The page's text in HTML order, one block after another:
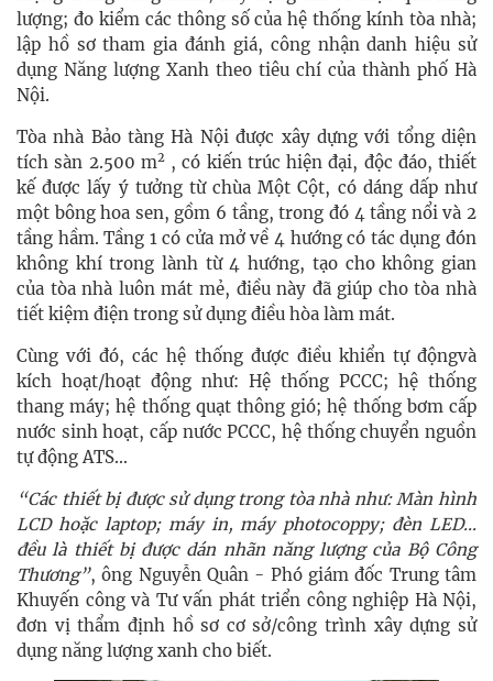
lượng; đo kiểm các thông số của hệ thống kính tòa nhà;
lập hồ sơ tham gia đánh giá, công nhận danh hiệu sử
dụng Năng lượng Xanh theo tiêu chí của thành phố Hà
Nội.
Tòa nhà Bảo tàng Hà Nội được xây dựng với tổng diện
tích sàn 2.500 m2, có kiến trúc hiện đại, độc đáo, thiết
kế được lấy ý tưởng từ chùa Một Cột, có dáng dấp như
một bông hoa sen, gồm 6 tầng, trong đó 4 tầng nổi và 2
tầng hầm. Tầng 1 có cửa mở về 4 hướng có tác dụng đón
không khí trong lành từ 4 hướng, tạo cho không gian
của tòa nhà luôn mát mẻ, điều này đã giúp cho tòa nhà
tiết kiệm điện trong sử dụng điều hòa làm mát.
Cùng với đó, các hệ thống được điều khiển tự độngvà
kích hoạt/hoạt động như: Hệ thống PCCC; hệ thống
thang máy; hệ thống quạt thông gió; hệ thống bơm cấp
nước sinh hoạt, cấp nước PCCC, hệ thống chuyển nguồn
tự động ATS...
“Các thiết bị được sử dụng trong tòa nhà như: Màn hình
LCD hoặc laptop; máy in, máy photocoppy; đèn LED…
đều là thiết bị được dán nhãn năng lượng của Bộ Công
Thương”, ông Nguyễn Quân - Phó giám đốc Trung tâm
Khuyến công và Tư vấn phát triển công nghiệp Hà Nội,
đơn vị thẩm định hồ sơ cơ sở/công trình xây dựng sử
dụng năng lượng xanh cho biết.